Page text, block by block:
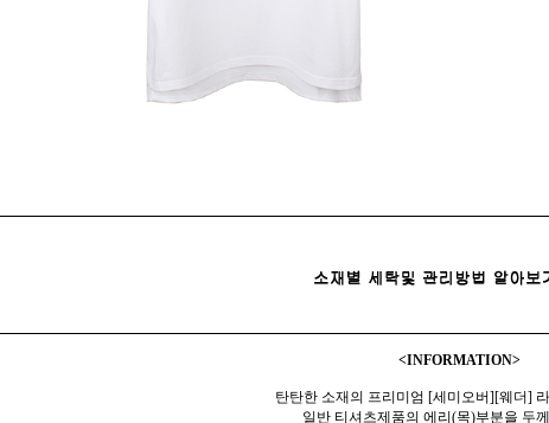
<INFORMATION>
탄탄한 소재의 프리미엄 [세미오버][웨더]
일반 티셔츠제품의 에리(목)부분을 두